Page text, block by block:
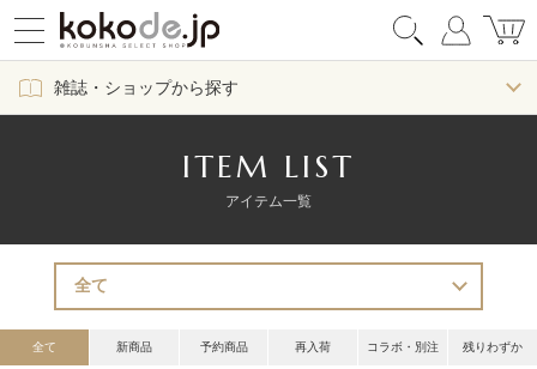
雑誌・ショップから探す
ITEM LIST
アイテム一覧
全て 新商品 予約商品 再入荷 コラボ・別注 残りわずか